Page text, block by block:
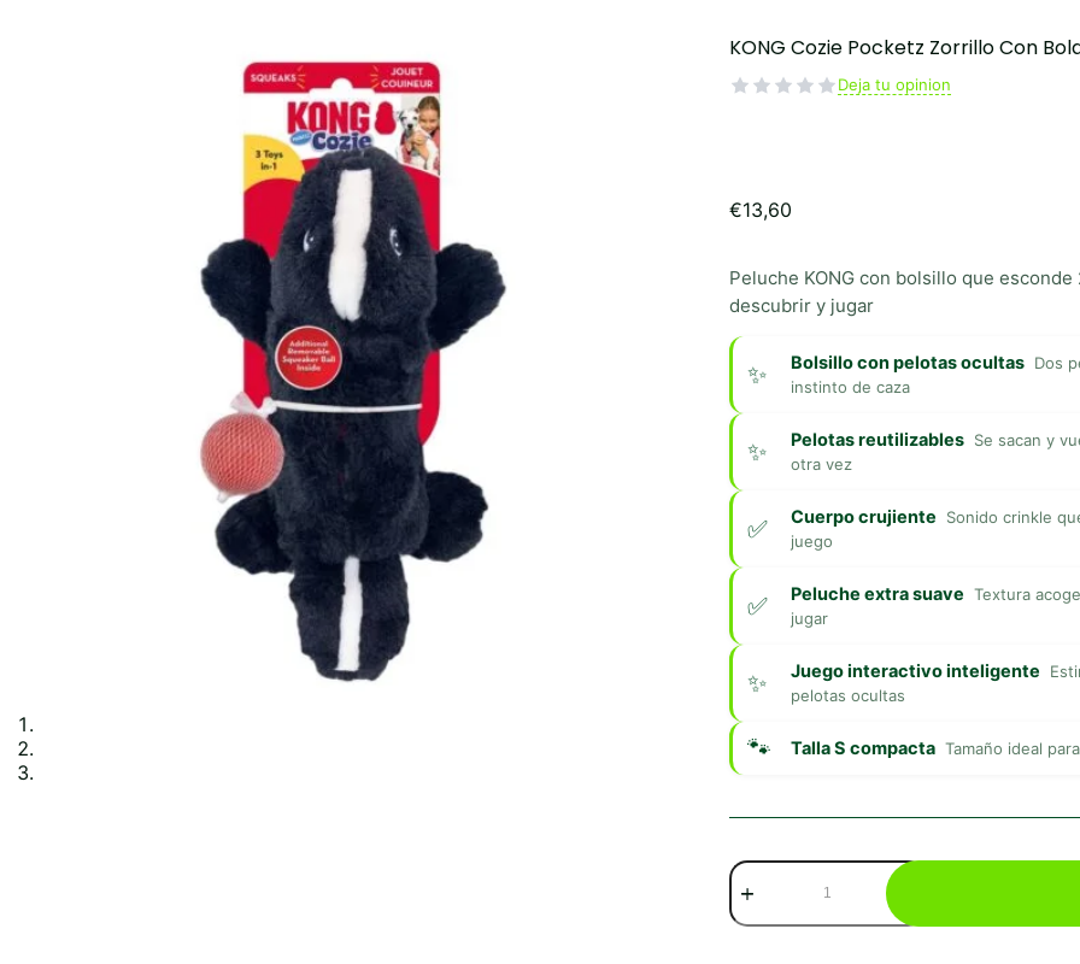
KONG Cozie Pocketz Zorrillo Con
Deja tu opinion
€13,60
Peluche KONG con bolsillo que
descubrir y jugar
Bolsillo con pelotas ocultas Dos
instinto de caza
Pelotas reutilizables Se sacan y
otra vez
Cuerpo crujiente
Sonido crinkle
juego
Peluche extra suave Textura
jugar
Juego interactivo inteligente
pelotas ocultas
Talla S compacta Tamaño ideal
KONG
Cozie
Pocketz